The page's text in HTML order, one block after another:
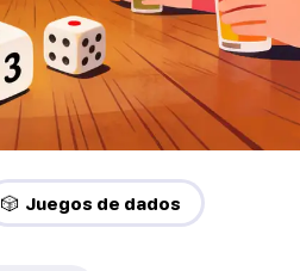
🎲 Juegos de dados